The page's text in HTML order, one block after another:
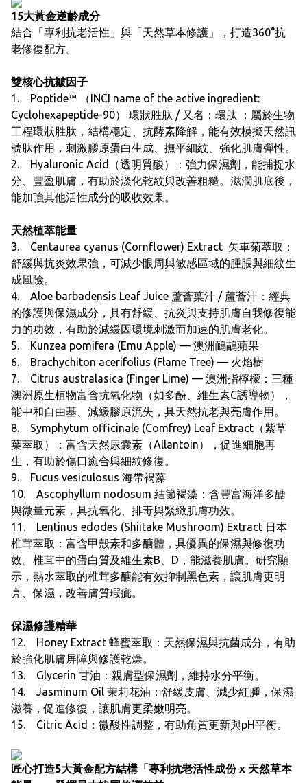
15大黃金逆齡成分
結合「專利抗老活性」與「天然草本修護」，打造360°抗
老修復配方。
雙核心抗皺因子
1. Poptide™ （INCI name of the active ingredient:
Cyclohexapeptide-90） 環狀胜肽 / 又名：環肽 ：屬於生物
工程環狀胜肽，結構穩定、抗酵素降解，能有效模擬天然訊
號肽作用，刺激膠原蛋白生成、撫平細紋、強化肌膚彈性。
2. Hyaluronic Acid（透明質酸）：強力保濕劑，能捕捉水
分、豐盈肌膚，有助於淡化乾紋與改善粗糙。滋潤肌底後，
能加強其他活性成分的吸收效果。
天然植萃能量
3. Centaurea cyanus (Cornflower) Extract 矢車菊萃取：
舒緩與抗炎效果強，可減少眼周與敏感區域的腫脹與細紋生
成風險。
4. Aloe barbadensis Leaf Juice 蘆薈葉汁 / 蘆薈汁：經典
的修護與保濕成分，具有舒緩、抗炎與支持肌膚自我修復能
力的功效，有助於減緩因環境刺激而加速的肌膚老化。
5. Kunzea pomifera (Emu Apple) — 澳洲鴯鶓蘋果
6. Brachychiton acerifolius (Flame Tree) — 火焰樹
7. Citrus australasica (Finger Lime) — 澳洲指檸檬：三種
澳洲原生植物富含抗氧化物（如多酚、維生素C誘導物），
能中和自由基、減緩膠原流失，具天然抗老與亮膚作用。
8. Symphytum officinale (Comfrey) Leaf Extract（紫草
葉萃取）：富含天然尿囊素（Allantoin），促進細胞再
生，有助於傷口癒合與細紋修復。
9. Fucus vesiculosus 海帶褐藻
10. Ascophyllum nodosum 結節褐藻：含豐富海洋多醣
與微量元素，具抗氧化、排毒與緊緻肌膚功效。
11. Lentinus edodes (Shiitake Mushroom) Extract 日本
椎茸萃取：富含甲殼素和多醣體，具優異的保濕與修復功
效。椎茸中的蛋白質及維生素B、D，能滋養肌膚。研究顯
示，熱水萃取的椎茸多醣能有效抑制黑色素，讓肌膚更明
亮、保濕，改善膚質瑕疵。
保濕修護精華
12. Honey Extract 蜂蜜萃取：天然保濕與抗菌成分，有助
於強化肌膚屏障與修護乾燥。
13. Glycerin 甘油：親膚型保濕劑，維持水分平衡。
14. Jasminum Oil 茉莉花油：舒緩皮膚、減少紅腫，保濕
滋養，促進修復，讓肌膚更柔嫩明亮。
15. Citric Acid：微酸性調整，有助角質更新與pH平衡。
匠心打造5大黃金配方結構「專利抗老活性成份 x 天然草本